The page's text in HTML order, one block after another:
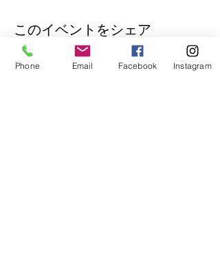
このイベントをシェア
Phone Email Facebook Instagram